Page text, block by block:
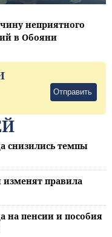
неприятного
в Обояни
Отправить
снизились темпы
изменят правила
на пенсии и пособия